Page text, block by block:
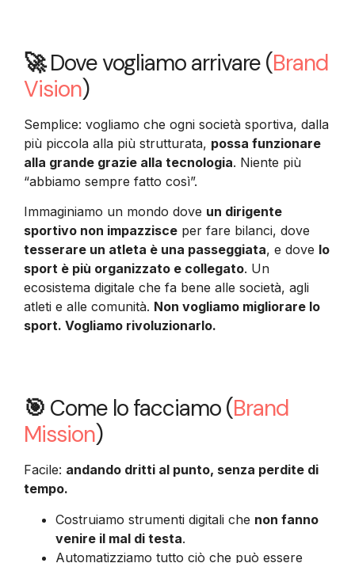
🚀Dove vogliamo arrivare (Brand
Vision)
Semplice: vogliamo che ogni società sportiva, dalla
più piccola alla più strutturata, possa funzionare
alla grande grazie alla tecnologia. Niente più
“abbiamo sempre fatto così”.
Immaginiamo un mondo dove un dirigente
sportivo non impazzisce per fare bilanci, dove
tesserare un atleta è una passeggiata, e dove lo
sport è più organizzato e collegato. Un
ecosistema digitale che fa bene alle società, agli
atleti e alle comunità. Non vogliamo migliorare lo
sport. Vogliamo rivoluzionarlo.
🎯 Come lo facciamo (Brand
Mission)
Facile: andando dritti al punto, senza perdite di
tempo.
Costruiamo strumenti digitali che non fanno
venire il mal di testa.
Automatizziamo tutto ciò che può essere